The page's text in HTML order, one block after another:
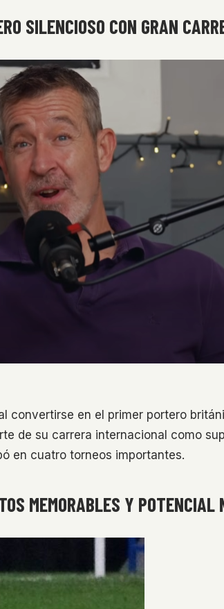
SILENCIOSO CON GRAN
convertirse en el primer portero
de su carrera internacional como
en cuatro torneos importantes.
MEMORABLES Y POTENCIAL